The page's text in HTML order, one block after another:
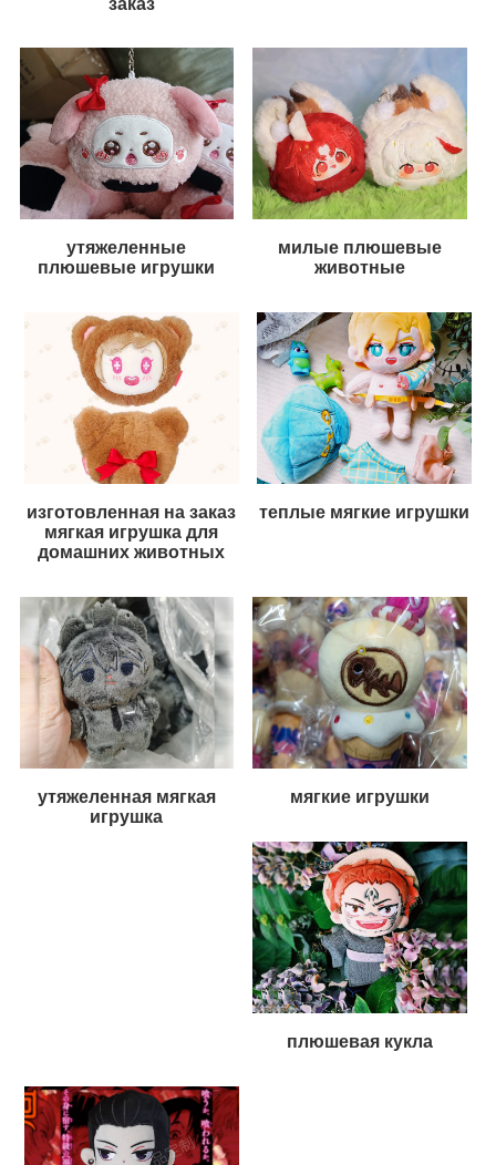
утяжеленные
плюшевые игрушки
милые плюшевые
животные
изготовленная на заказ
мягкая игрушка для
домашних животных
теплые мягкие игрушки
утяжеленная мягкая
игрушка
мягкие игрушки
плюшевая кукла